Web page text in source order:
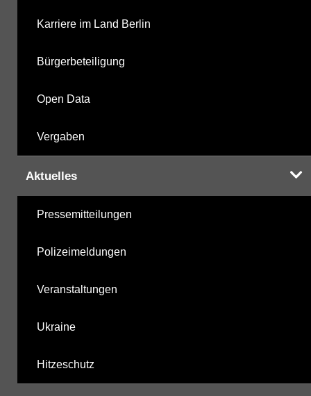
Karriere im Land Berlin
Bürgerbeteiligung
Open Data
Vergaben
Aktuelles
Pressemitteilungen
Polizeimeldungen
Veranstaltungen
Ukraine
Hitzeschutz